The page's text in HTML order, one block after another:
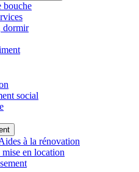
bouche
dormir
social
à la rénovation
en location